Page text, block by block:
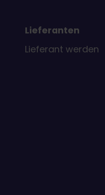
Lieferanten
Lieferant werden